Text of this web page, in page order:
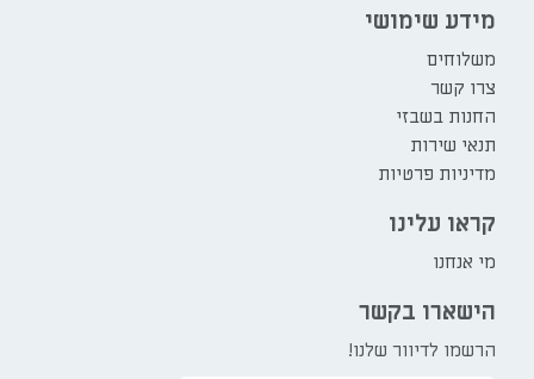
מידע שימושי
משלוחים
צרו קשר
החנות בשבזי
תנאי שירות
מדיניות פרטיות
קראו עלינו
מי אנחנו
הישארו בקשר
הרשמו לדיוור שלנו!